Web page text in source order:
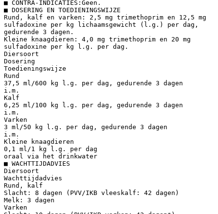
■ CONTRA-INDICATIES:Geen.
■ DOSERING EN TOEDIENINGSWIJZE
Rund, kalf en varken: 2,5 mg trimethoprim en 12,5 mg
sulfadoxine per kg lichaamsgewicht (l.g.) per dag,
gedurende 3 dagen.
Kleine knaagdieren: 4,0 mg trimethoprim en 20 mg
sulfadoxine per kg l.g. per dag.
Diersoort
Dosering
Toedieningswijze
Rund
37,5 ml/600 kg l.g. per dag, gedurende 3 dagen
i.m.
Kalf
6,25 ml/100 kg l.g. per dag, gedurende 3 dagen
i.m.
Varken
3 ml/50 kg l.g. per dag, gedurende 3 dagen
i.m.
Kleine knaagdieren
0,1 ml/1 kg l.g. per dag
oraal via het drinkwater
■ WACHTTIJDADVIES
Diersoort
Wachttijdadvies
Rund, kalf
Slacht: 8 dagen (PVV/IKB vleeskalf: 42 dagen)
Melk: 3 dagen
Varken